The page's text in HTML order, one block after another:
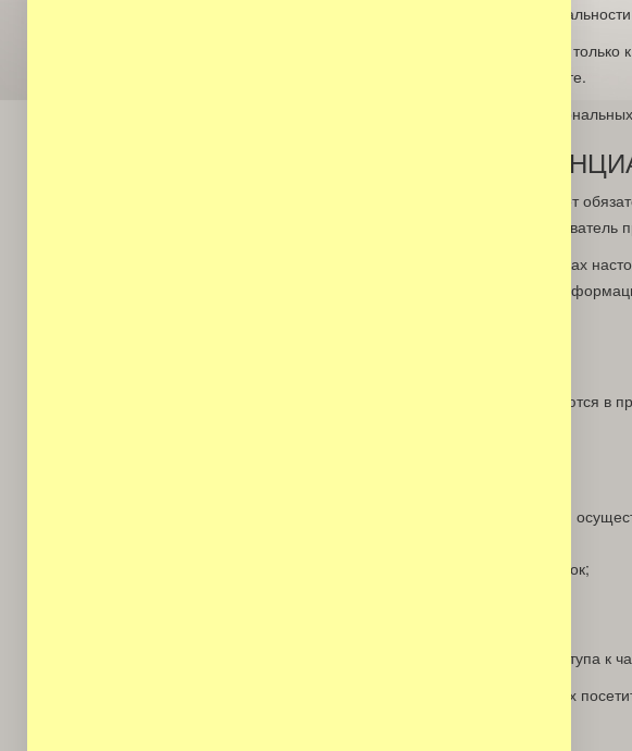
2.2. В случае несогласия с условиями Политики
2.3. Настоящая Политика конфиденциальности применяется только
Пользователь может перейти по ссылкам, доступным на Сайте.
2.4. Администрация сайта не проверяет достоверность
3. ПРЕДМЕТ ПОЛИТИКИ
3.1. Настоящая Политика конфиденциальности устанавливает
конфиденциальности персональных данных, которые Пользователь
3.2. Персональные данные, разрешённые к обработке в рамках
контактных форм на Сайте и включают в себя следующую
3.3. Сайт защищает Данные, которые автоматически передаются в
информация о браузере (или иной программе, которая
адрес страницы, на которой расположен рекламный блок;
3.3.1. Отключение cookies может повлечь невозможность доступа к
3.3.2. Сайт осуществляет сбор статистики об IP-адресах своих